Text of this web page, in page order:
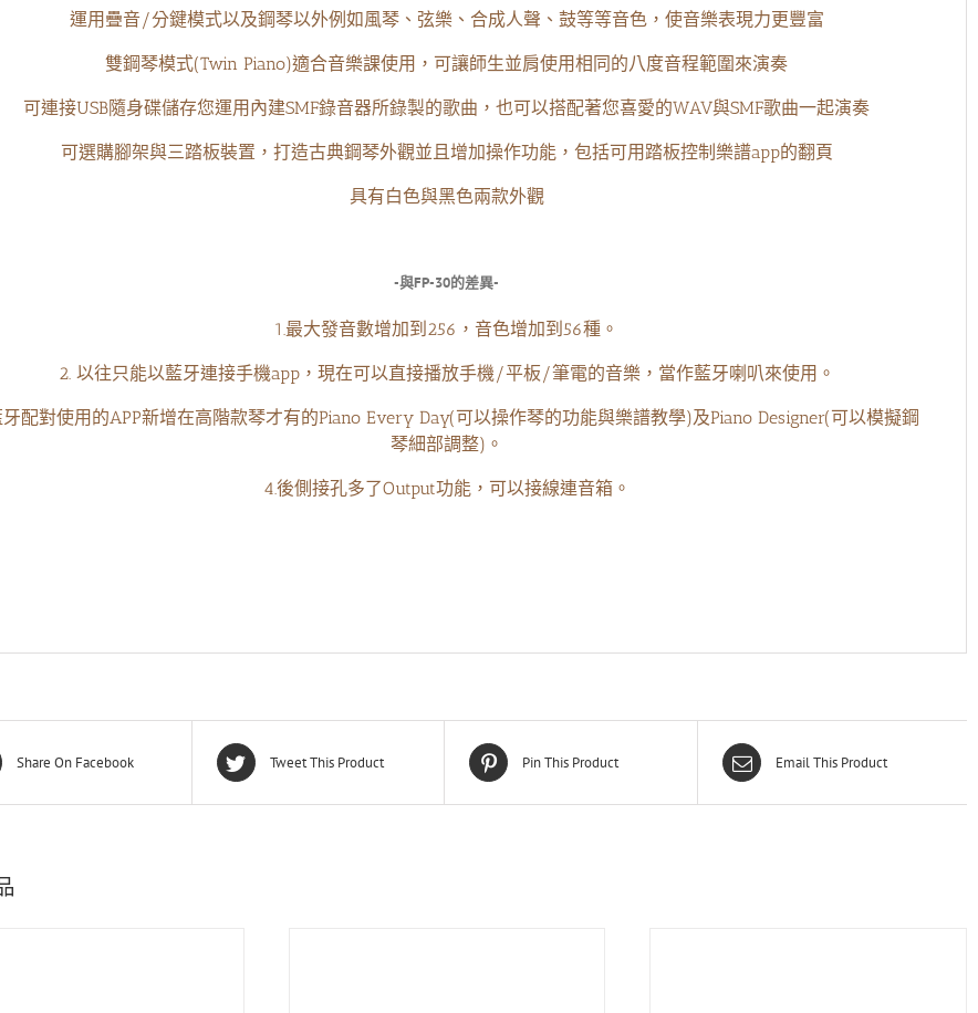
運用疊音/分鍵模式以及鋼琴以外例如風琴、弦樂、合成人聲、鼓等等音色，使音樂表現力更豐富
雙鋼琴模式(Twin Piano)適合音樂課使用，可讓師生並肩使用相同的八度音程範圍來演奏
可連接USB隨身碟儲存您運用內建SMF錄音器所錄製的歌曲，也可以搭配著您喜愛的WAV與SMF歌曲一起演奏
可選購腳架與三踏板裝置，打造古典鋼琴外觀並且增加操作功能，包括可用踏板控制樂譜app的翻頁
具有白色與黑色兩款外觀
-與FP-30的差異-
1.最大發音數增加到256，音色增加到56種。
2. 以往只能以藍牙連接手機app，現在可以直接播放手機/平板/筆電的音樂，當作藍牙喇叭來使用。
牙配對使用的APP新增在高階款琴才有的Piano Every Day(可以操作琴的功能與樂譜教學)及Piano Designer(可以模擬鋼
琴細部調整)。
4.後側接孔多了Output功能，可以接線連音箱。
Share On Facebook Tweet This Product Pin This Product Email This Product